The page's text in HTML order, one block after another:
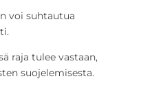
voi suhtautua
raja tulee vastaan,
suojelemisesta.